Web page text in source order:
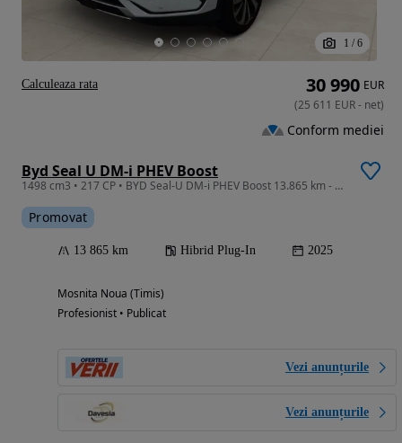
1 / 6
Byd Seal U DM-i PHEV Boost
1498 cm3 • 217 CP • BYD Seal-U DM-i PHEV Boost 13.865 km - RAR si numere rosii incluse
Promovat
13 865 km Hibrid Plug-In 2025
Mosnita Noua (Timis)
Profesionist • Publicat
Vezi anunțurile
Vezi anunțurile
30 990 EUR
(25 611 EUR- net)
Conform mediei
Calculeaza rata